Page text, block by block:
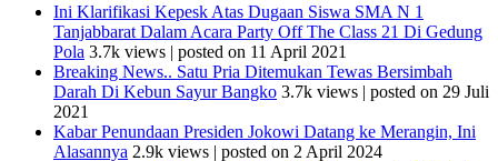
Ini Klarifikasi Kepesk Atas Dugaan Siswa SMA N 1
Tanjabbarat Dalam Acara Party Off The Class 21 Di Gedung
Pola 3.7k views | posted on 11 April 2021
Breaking News.. Satu Pria Ditemukan Tewas Bersimbah
Darah Di Kebun Sayur Bangko 3.7k views | posted on 29 Juli
2021
Kabar Penundaan Presiden Jokowi Datang ke Merangin, Ini
Alasannya 2.9k views | posted on 2 April 2024